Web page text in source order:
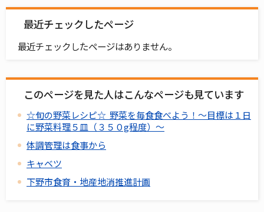
最近チェックしたページ
最近チェックしたページはありません。
このページを見た人はこんなページも見ています
☆旬の野菜レシピ☆ 野菜を毎食食べよう！～目標は１日
に野菜料理５皿（３５０g程度）～
体調管理は食事から
キャベツ
下野市食育・地産地消推進計画